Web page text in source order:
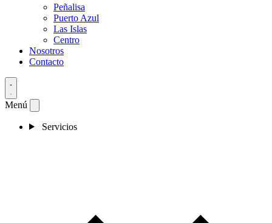
Peñalisa
Puerto Azul
Las Islas
Centro
Nosotros
Contacto
Menú
Servicios